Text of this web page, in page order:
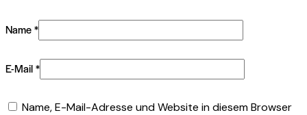
Name*
E-Mail*
Name, E-Mail-Adresse und Website in diesem Browser